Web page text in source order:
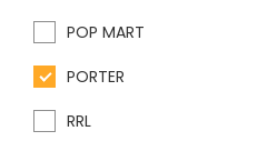
POP MART
PORTER
RRL